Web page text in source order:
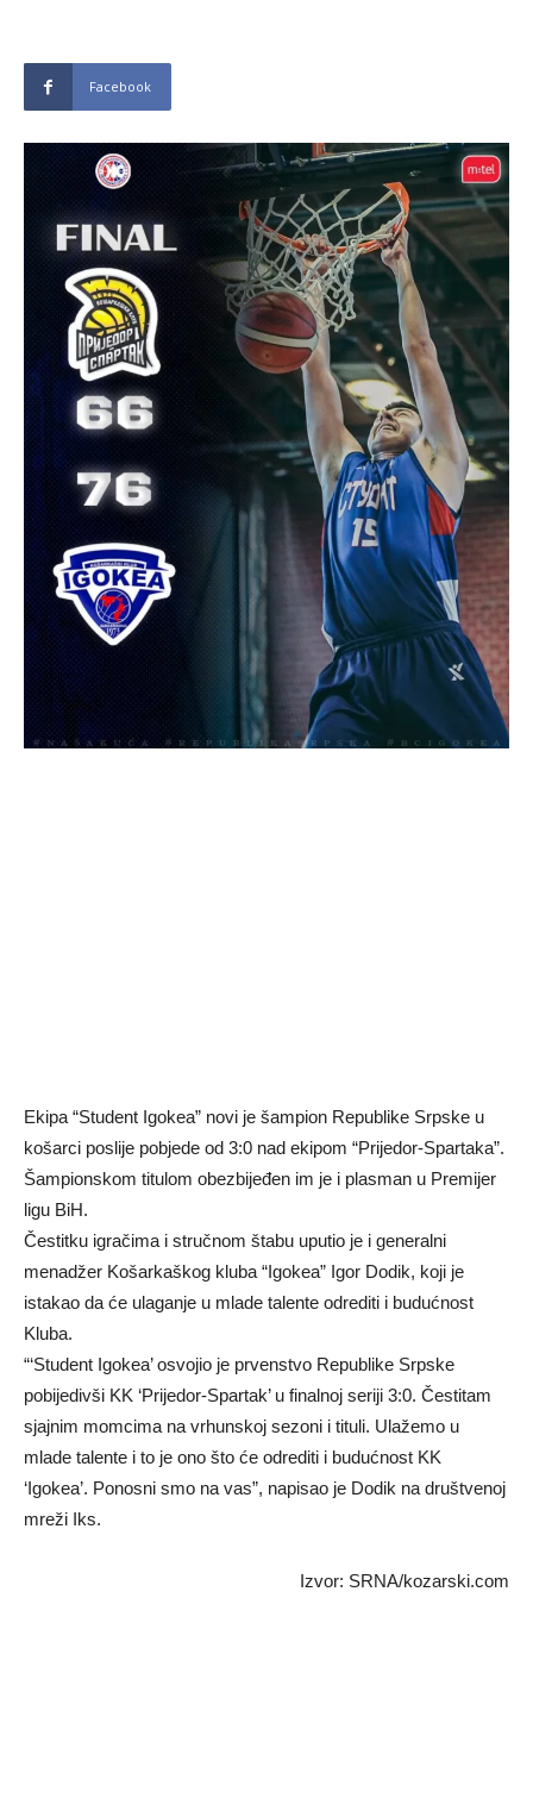
Facebook
Ekipa “Student Igokea” novi je šampion Republike Srpske u
košarci poslije pobjede od 3:0 nad ekipom “Prijedor-Spartaka”.
Šampionskom titulom obezbijeđen im je i plasman u Premijer
ligu BiH.
Čestitku igračima i stručnom štabu uputio je i generalni
menadžer Košarkaškog kluba “Igokea” Igor Dodik, koji je
istakao da će ulaganje u mlade talente odrediti i budućnost
Kluba.
“‘Student Igokea’ osvojio je prvenstvo Republike Srpske
pobijedivši KK ‘Prijedor-Spartak’ u finalnoj seriji 3:0. Čestitam
sjajnim momcima na vrhunskoj sezoni i tituli. Ulažemo u
mlade talente i to je ono što će odrediti i budućnost KK
‘Igokea’. Ponosni smo na vas”, napisao je Dodik na društvenoj
mreži Iks.
Izvor: SRNA/kozarski.com